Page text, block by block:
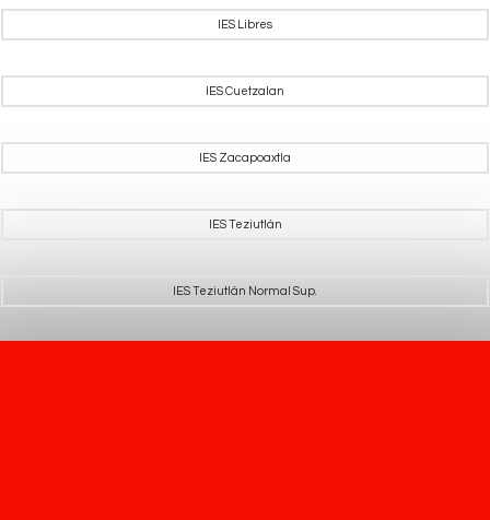
IES Libres
IES Cuetzalan
IES Zacapoaxtla
IES Teziutlán
IES Teziutlán Normal Sup.